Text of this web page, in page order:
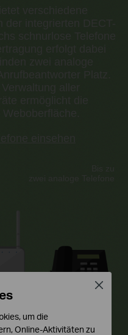
um die
Online-Aktivitäten zu
Close